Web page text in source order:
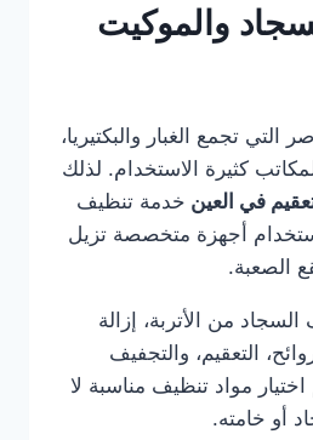
والموكيت
التي تجمع الغبار والبكتيريا،
كثيرة الاستخدام. لذلك
في العين خدمة تنظيف
أجهزة متخصصة تزيل
الصعبة.
من الأتربة، إزالة
التعقيم، والتجفيف
مواد تنظيف مناسبة لا
أو خامته.